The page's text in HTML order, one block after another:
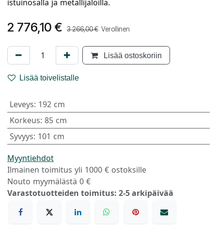
istuinosalla ja metallijaloilla.
2 776,10 € 3 266,00€ Verollinen
Lisää ostoskoriin
Lisää toivelistalle
Leveys: 192 cm
Korkeus: 85 cm
Syvyys: 101 cm
Myyntiehdot
Ilmainen toimitus yli 1000 € ostoksille
Nouto myymälästä 0 €
Varastotuotteiden toimitus: 2-5 arkipäivää